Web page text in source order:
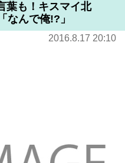
葉も！キスマイ北
なんで俺!?」
2016.8.17 20:10